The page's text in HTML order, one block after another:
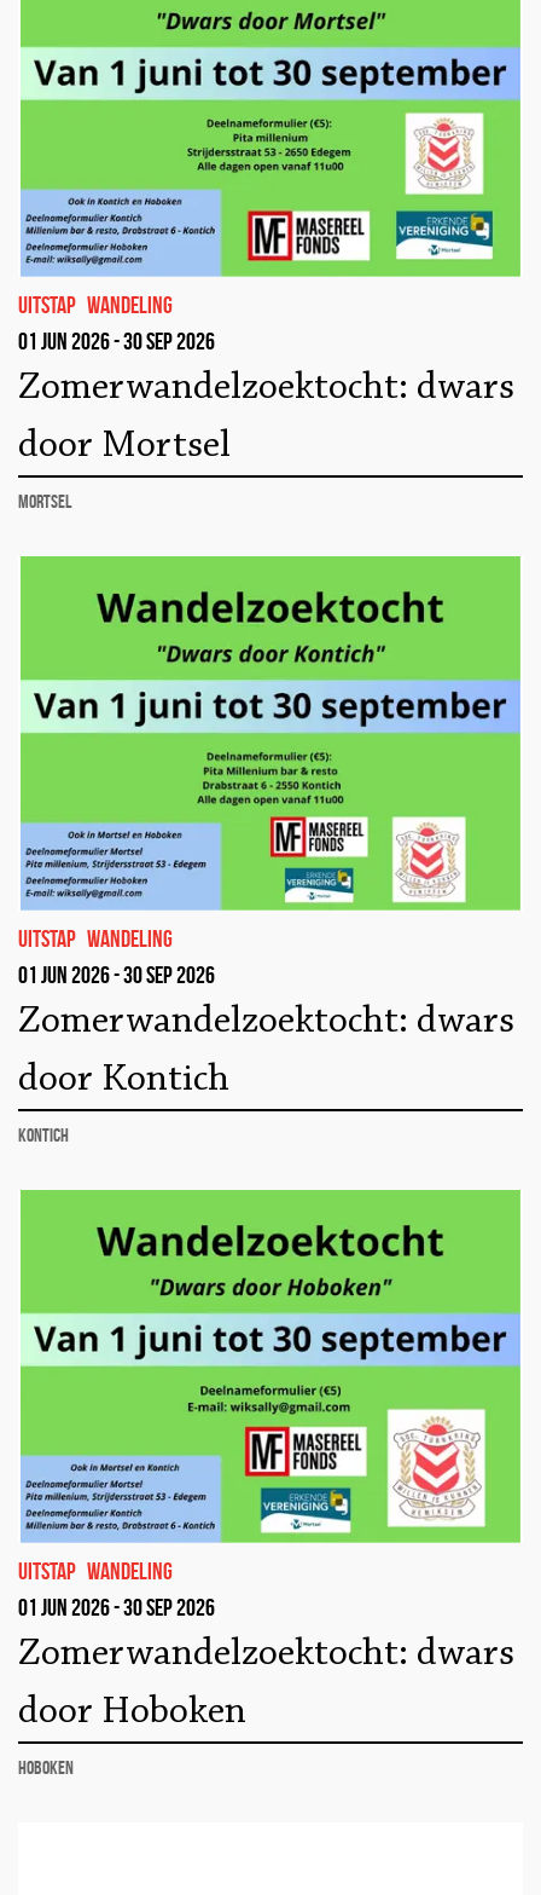
uitstap wandeling
01 jun 2026 - 30 sep 2026
Zomerwandelzoektocht: dwars
door Mortsel
Mortsel
uitstap wandeling
01 jun 2026 - 30 sep 2026
Zomerwandelzoektocht: dwars
door Kontich
Kontich
uitstap wandeling
01 jun 2026 - 30 sep 2026
Zomerwandelzoektocht: dwars
door Hoboken
Hoboken